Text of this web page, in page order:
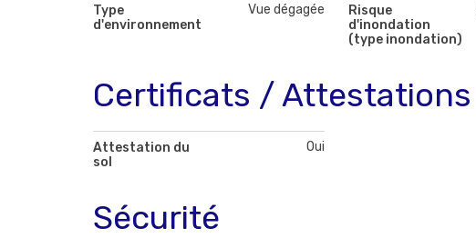
Type
d'environnement
Vue dégagée
Risque
d'inondation
(type inondation)
Certificats / Attestations
Attestation du
sol
Oui
Sécurité